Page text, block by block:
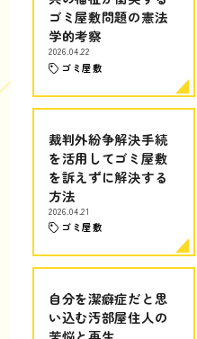
ゴミ屋敷問題の憲法
学的考察
2026.04.22
ゴミ屋敷
裁判外紛争解決手続
を活用してゴミ屋敷
を訴えずに解決する
方法
2026.04.21
ゴミ屋敷
自分を潔癖症だと思
い込む汚部屋住人の